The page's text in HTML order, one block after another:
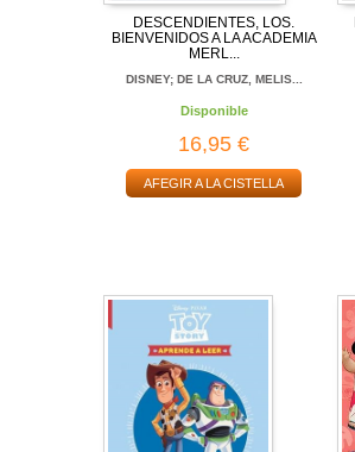
DESCENDIENTES, LOS.
BIENVENIDOS A LA ACADEMIA
MERL...
DISNEY; DE LA CRUZ, MELIS...
Disponible
16,95 €
AFEGIR A LA CISTELLA